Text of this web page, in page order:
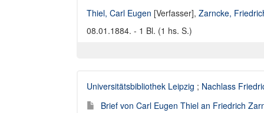
Thiel, Carl Eugen [Verfasser], Zarncke,
08.01.1884. - 1 Bl. (1 hs. S.)
Universitätsbibliothek Leipzig ; Nachlass
Brief von Carl Eugen Thiel an Friedrich